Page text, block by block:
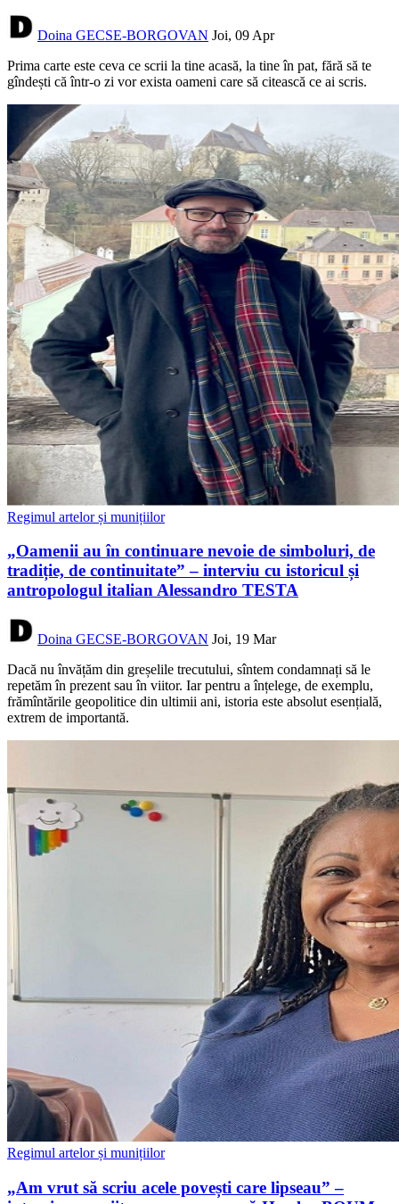
Doina GECSE-BORGOVAN Joi, 09 Apr
Prima carte este ceva ce scrii la tine acasă, la tine în pat, fără să te
gîndești că într-o zi vor exista oameni care să citească ce ai scris.
Regimul artelor și munițiilor
„Oamenii au în continuare nevoie de simboluri, de
tradiție, de continuitate” – interviu cu istoricul și
antropologul italian Alessandro TESTA
Doina GECSE-BORGOVAN Joi, 19 Mar
Dacă nu învățăm din greșelile trecutului, sîntem condamnați să le
repetăm în prezent sau în viitor. Iar pentru a înțelege, de exemplu,
frămîntările geopolitice din ultimii ani, istoria este absolut esențială,
extrem de importantă.
Regimul artelor și munițiilor
„Am vrut să scriu acele povești care lipseau” –